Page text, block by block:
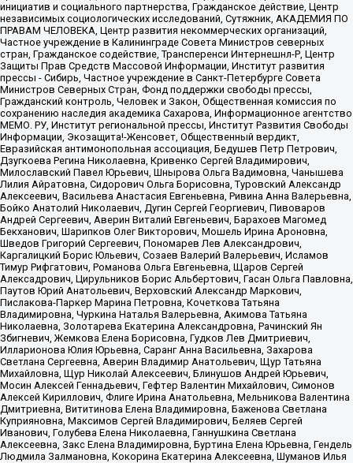
инициатив и социального партнерства, Гражданское действие, Центр
независимых социологических исследований, Сутяжник, АКАДЕМИЯ ПО
ПРАВАМ ЧЕЛОВЕКА, Центр развития некоммерческих организаций,
Частное учреждение в Калининграде Совета Министров северных
стран, Гражданское содействие, Трансперенси Интернешнл-Р, Центр
Защиты Прав Средств Массовой Информации, Институт развития
прессы - Сибирь, Частное учреждение в Санкт-Петербурге Совета
Министров Северных Стран, Фонд поддержки свободы прессы,
Гражданский контроль, Человек и Закон, Общественная комиссия по
сохранению наследия академика Сахарова, Информационное агентство
МЕМО. РУ, Институт региональной прессы, Институт Развития Свободы
Информации, Экозащита!-Женсовет, Общественный вердикт,
Евразийская антимонопольная ассоциация, Бедушев Петр Петрович,
Дзугкоева Регина Николаевна, Кривенко Сергей Владимирович,
Милославский Павел Юрьевич, Шнырова Ольга Вадимовна, Чанышева
Лилия Айратовна, Сидорович Ольга Борисовна, Туровский Александр
Алексеевич, Васильева Анастасия Евгеньевна, Ривина Анна Валерьевна,
Бойко Анатолий Николаевич, Дугин Сергей Георгиевич, Пивоваров
Андрей Сергеевич, Аверин Виталий Евгеньевич, Барахоев Магомед
Бекханович, Шарипков Олег Викторович, Мошель Ирина Ароновна,
Шведов Григорий Сергеевич, Пономарев Лев Александрович,
Каргалицкий Борис Юльевич, Созаев Валерий Валерьевич, Исламов
Тимур Рифгатович, Романова Ольга Евгеньевна, Щаров Сергей
Алексадрович, Цирульников Борис Альбертович, Гасан Ольга Павловна,
Паутов Юрий Анатольевич, Верховский Александр Маркович,
Пислакова-Паркер Марина Петровна, Кочеткова Татьяна
Владимировна, Чуркина Наталья Валерьевна, Акимова Татьяна
Николаевна, Золотарева Екатерина Александровна, Рачинский Ян
Збигневич, Жемкова Елена Борисовна, Гудков Лев Дмитриевич,
Илларионова Юлия Юрьевна, Саранг Анна Васильевна, Захарова
Светлана Сергеевна, Аверин Владимир Анатольевич, Щур Татьяна
Михайловна, Щур Николай Алексеевич, Блинушов Андрей Юрьевич,
Мосин Алексей Геннадьевич, Гефтер Валентин Михайлович, Симонов
Алексей Кириллович, Флиге Ирина Анатольевна, Мельникова Валентина
Дмитриевна, Вититинова Елена Владимировна, Баженова Светлана
Куприяновна, Максимов Сергей Владимирович, Беляев Сергей
Иванович, Голубева Елена Николаевна, Ганнушкина Светлана
Алексеевна, Закс Елена Владимировна, Буртина Елена Юрьевна, Гендель
Людмила Залмановна, Кокорина Екатерина Алексеевна, Шуманов Илья